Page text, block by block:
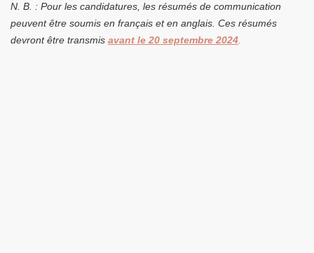
N. B. : Pour les candidatures, les résumés de communication
peuvent être soumis en français et en anglais. Ces résumés
devront être transmis avant le 20 septembre 2024